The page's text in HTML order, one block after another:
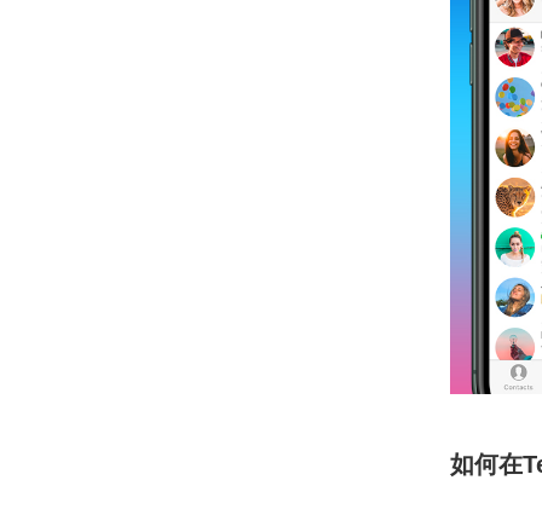
如何在